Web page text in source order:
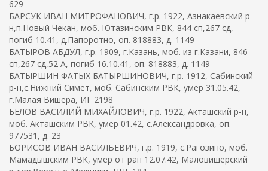
629
БАРСУК ИВАН МИТРОФАНОВИЧ, г.р. 1922, Азнакаевский р-
н,п.Новый Чекан, моб. Ютазинским РВК, 844 сп,267 сд,
погиб 10.41, д.Папоротно, оп. 818883, д. 1149
БАТЫРОВ АБДУЛ, г.р. 1909, г.Казань, моб. из г.Казани, 846
сп,267 сд,52 А, погиб 16.10.41, оп. 818883, д. 1149
БАТЫРШИН ФАТЫХ БАТЫРШИНОВИЧ, г.р. 1912, Сабинский
р-н,с.Нижний Симет, моб. Сабинским РВК, умер 31.05.42,
г.Малая Вишера, ИГ 2198
БЕЛОВ ВАСИЛИЙ МИХАЙЛОВИЧ, г.р. 1922, Акташский р-н,
моб. Акташским РВК, умер 01.42, с.Александровка, оп.
977531, д. 23
БОРИСОВ ИВАН ВАСИЛЬЕВИЧ, г.р. 1919, с.Рагозино, моб.
Мамадышским РВК, умер от ран 12.07.42, Маловишерский